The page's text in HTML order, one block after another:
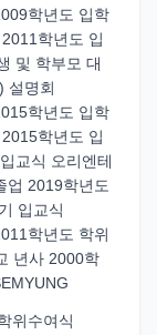
학년도 입학
학년도 입
및 학부모 대
설명회
학년도 입학
학년도 입
교식 오리엔테
업 2019학년도
입교식
학년도 학위
년사 2000학
위수여식